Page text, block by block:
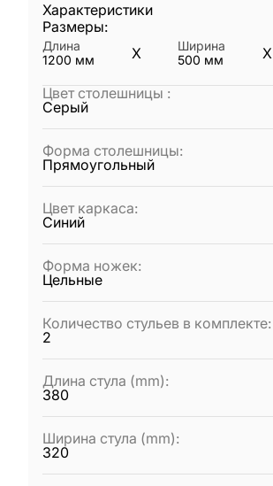
Характеристики
Размеры:
Длина
1200 мм X
Ширина
500 мм X
Цвет столешницы :
Серый
Форма столешницы:
Прямоугольный
Цвет каркаса:
Синий
Форма ножек:
Цельные
Количество стульев в комплекте:
2
Длина стула (mm):
380
Ширина стула (mm):
320